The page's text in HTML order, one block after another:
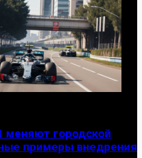
меняют городской
примеры внедрения